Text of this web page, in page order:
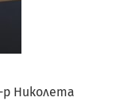
Николета